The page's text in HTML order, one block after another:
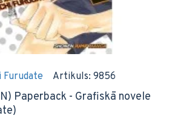
Furudate Artikuls: 9856
Paperback - Grafiskā novele